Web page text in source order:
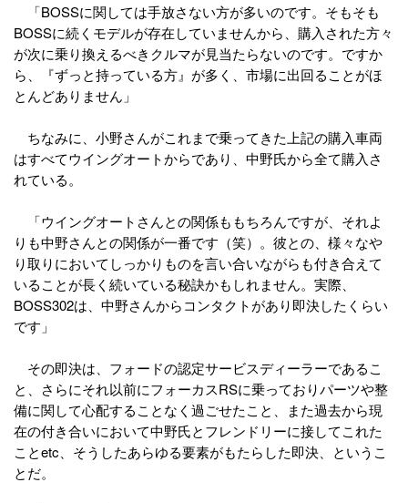
「BOSSに関しては手放さない方が多いのです。そもそも
BOSSに続くモデルが存在していませんから、購入された方々
が次に乗り換えるべきクルマが見当たらないのです。ですか
ら、『ずっと持っている方』が多く、市場に出回ることがほ
とんどありません」
ちなみに、小野さんがこれまで乗ってきた上記の購入車両
はすべてウイングオートからであり、中野氏から全て購入さ
れている。
「ウイングオートさんとの関係ももちろんですが、それよ
りも中野さんとの関係が一番です（笑）。彼との、様々なや
り取りにおいてしっかりものを言い合いながらも付き合えて
いることが長く続いている秘訣かもしれません。実際、
BOSS302は、中野さんからコンタクトがあり即決したくらい
です」
その即決は、フォードの認定サービスディーラーであるこ
と、さらにそれ以前にフォーカスRSに乗っておりパーツや整
備に関して心配することなく過ごせたこと、また過去から現
在の付き合いにおいて中野氏とフレンドリーに接してこれた
ことetc、そうしたあらゆる要素がもたらした即決、というこ
とだ。